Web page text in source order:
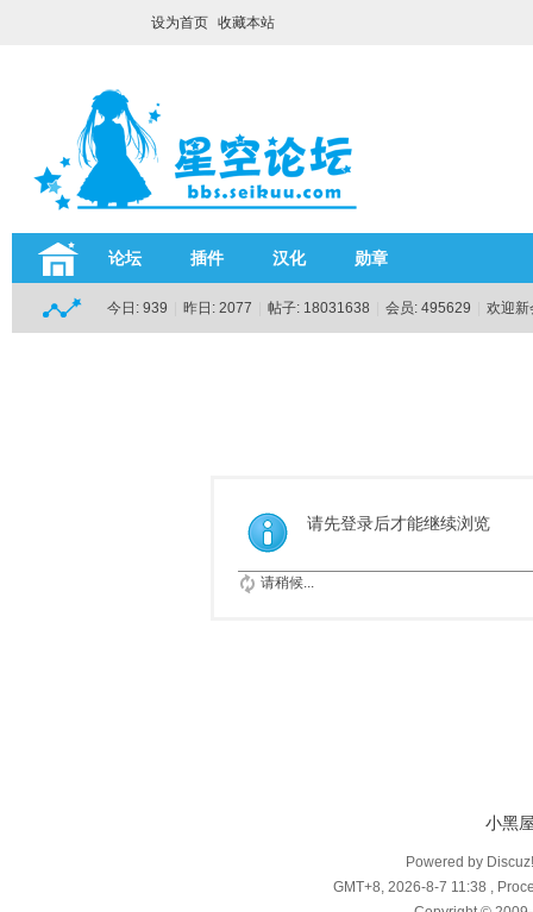
设为首页 收藏本站
论坛 插件 汉化 勋章
今日: 939 昨日: 2077 帖子: 18031638 会员: 495629 欢迎
请先登录后才能继续浏览
请稍候...
小黑
Powered by
GMT+8, 2026-8-7 11:38 ,